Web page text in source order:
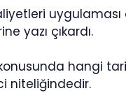
yazı çıkardı.
hangi
niteliğindedir.